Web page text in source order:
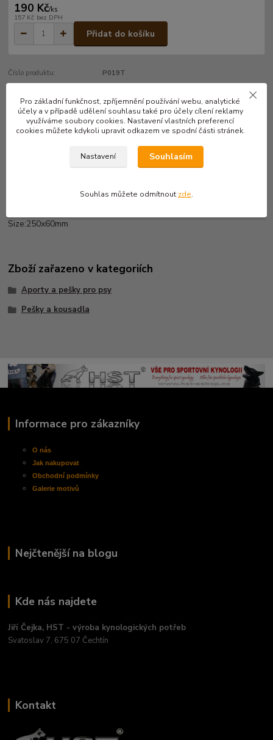
190 Kč/ks
157 Kč bez DPH
Přidat do košíku
Číslo produktu: P019T
Kompletní specifikace
Pešek ringo s 2 poutky
Size:250x60mm
Zboží zařazeno v kategoriích
Aporty a pešky pro psy
Pešky a kousadla
Informace pro zákazníky
O nás
Jak nakupovat
Obchodnípodmínky
Galerie motivů
Nejčtenější na blogu
Kde nás najdete
Jiří Čejka, HST - výroba kynologických potřeb
Svatoslav 7, 675 07 Čechtín
Kontakt
Pro základní funkčnost, zpříjemnění používání webu, analytické
účely a v případě udělení souhlasu také pro účely cílení reklamy
využíváme soubory cookies. Nastavení vlastních preferencí
cookies můžete kdykoli upravit odkazem ve spodní části stránek.
Nastavení Souhlasím
Souhlas můžete odmítnout zde.